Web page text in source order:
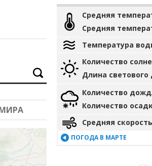
Средняя
Средняя
Температура
Количество
Длина светового
Количество
Количество
Средняя
ПОГОДА В МАРТЕ